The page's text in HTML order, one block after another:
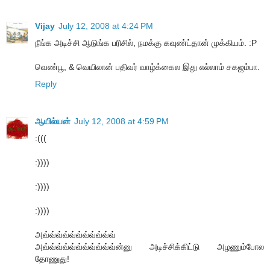
Vijay July 12, 2008 at 4:24 PM
நீங்க அடிச்சி ஆடுங்க பரிசில், நமக்கு கவுண்ட்தான் முக்கியம். :P
வெண்பூ, & வெயிலான் பதிவர் வாழ்க்கைல இது எல்லாம் சகஜம்பா.
Reply
ஆயில்யன் July 12, 2008 at 4:59 PM
:(((
:))))
:))))
:))))
அவ்வ்வ்வ்வ்வ்வ்வ்வ்வ்வ்
அவ்வ்வ்வ்வ்வ்வ்வ்வ்வ்வ்ன்னு அடிச்சிக்கிட்டு அழணும்போல
தோணுது!